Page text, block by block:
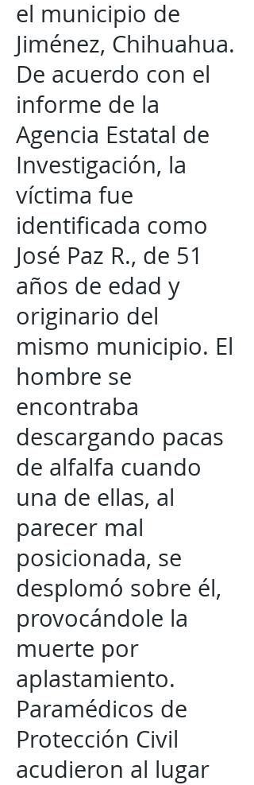
el municipio de
Jiménez, Chihuahua.
De acuerdo con el
informe de la
Agencia Estatal de
Investigación, la
víctima fue
identificada como
José Paz R., de 51
años de edad y
originario del
mismo municipio. El
hombre se
encontraba
descargando pacas
de alfalfa cuando
una de ellas, al
parecer mal
posicionada, se
desplomó sobre él,
provocándole la
muerte por
aplastamiento.
Paramédicos de
Protección Civil
acudieron al lugar